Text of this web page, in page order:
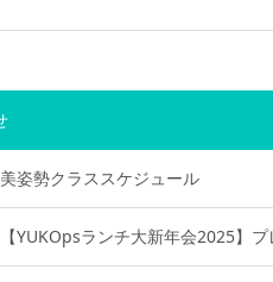
美姿勢クラススケジュール
【YUKOpsランチ大新年会2025】